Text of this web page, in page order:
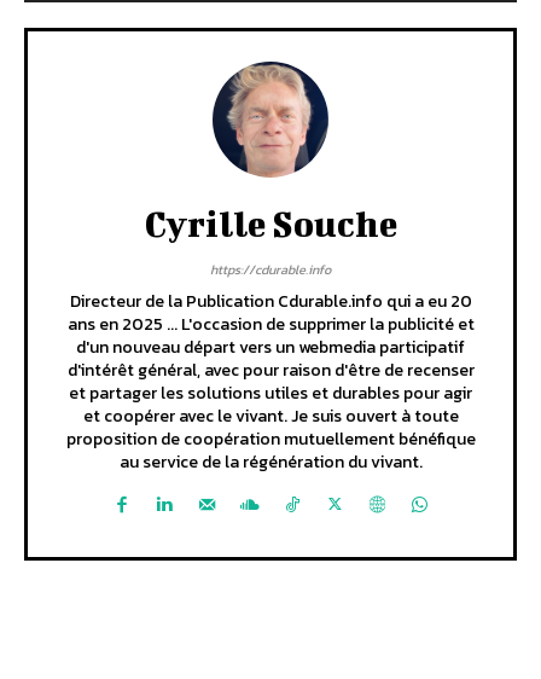
Cyrille Souche
https://cdurable.info
Directeur de la Publication Cdurable.info qui a eu 20
ans en 2025 ... L'occasion de supprimer la publicité et
d'un nouveau départ vers un webmedia participatif
d'intérêt général, avec pour raison d'être de recenser
et partager les solutions utiles et durables pour agir
et coopérer avec le vivant. Je suis ouvert à toute
proposition de coopération mutuellement bénéfique
au service de la régénération du vivant.